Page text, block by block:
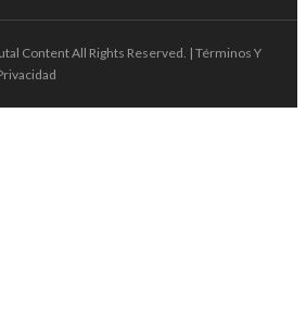
Content All Rights Reserved. | Términos Y